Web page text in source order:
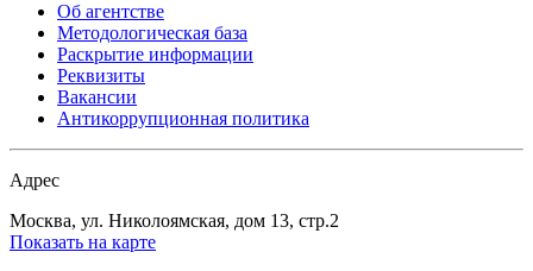
Об агентстве
Методологическая база
Раскрытие информации
Реквизиты
Вакансии
Антикоррупционная политика
Адрес
Москва, ул. Николоямская, дом 13, стр.2
Показать на карте